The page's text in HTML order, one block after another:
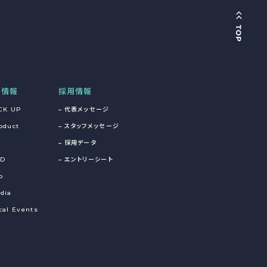
報
UP
Events
採用情報
代表メッセージ
スタッフメッセージ
採用データ
エントリーシート